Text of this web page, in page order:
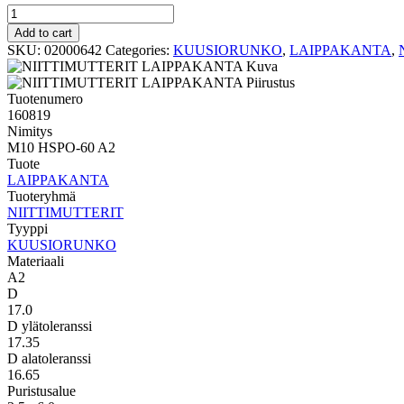
KUUSIORUNKO
LAIPPAKANTA
M10
HSPO-
60
A2
quantity
Add to cart
SKU: 02000642 Categories: KUUSIORUNKO, LAIPPAKANTA,
Tuotenumero
160819
Nimitys
M10 HSPO-60 A2
Tuote
LAIPPAKANTA
Tuoteryhmä
NIITTIMUTTERIT
Tyyppi
KUUSIORUNKO
Materiaali
A2
D
17.0
D ylätoleranssi
17.35
D alatoleranssi
16.65
Puristusalue